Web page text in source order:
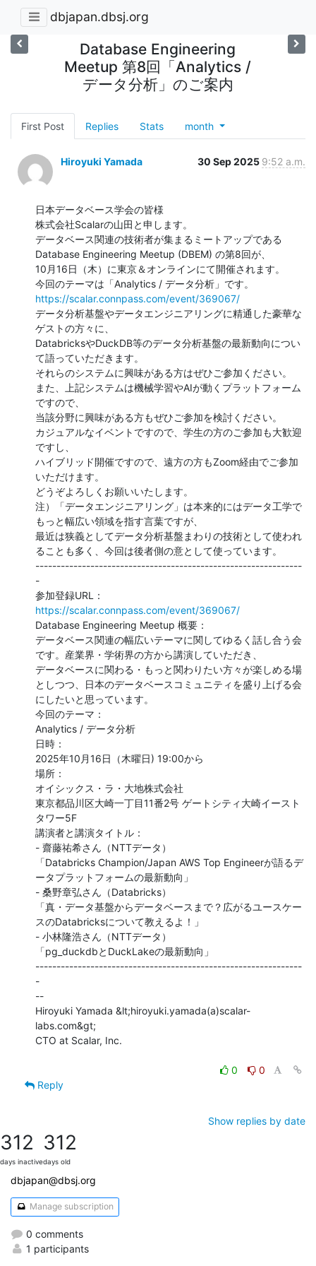
dbjapan.dbsj.org
Database Engineering
Meetup 第8回「Analytics /
データ分析」のご案内
First Post Replies Stats month
Hiroyuki Yamada 30 Sep 2025 9:52 a.m.
日本データベース学会の皆様
株式会社Scalarの山田と申します。
データベース関連の技術者が集まるミートアップである
Database Engineering Meetup (DBEM) の第8回が、
10月16日（木）に東京＆オンラインにて開催されます。
https://scalar.connpass.com/event/369067/
データ分析基盤やデータエンジニアリングに精通した豪華な
ゲストの方々に、
DatabricksやDuckDB等のデータ分析基盤の最新動向につい
て語っていただきます。
それらのシステムに興味がある方はぜひご参加ください。
また、上記システムは機械学習やAIが動くプラットフォーム
ですので、
当該分野に興味がある方もぜひご参加を検討ください。
カジュアルなイベントですので、学生の方のご参加も大歓迎
ですし、
ハイブリッド開催ですので、遠方の方もZoom経由でご参加
いただけます。
どうぞよろしくお願いいたします。
注）「データエンジニアリング」は本来的にはデータ工学で
もっと幅広い領域を指す言葉ですが、
最近は狭義としてデータ分析基盤まわりの技術として使われ
ることも多く、今回は後者側の意として使っています。
---------------------------------------------------------------
-
https://scalar.connpass.com/event/369067/
Database Engineering Meetup 概要：
データベース関連の幅広いテーマに関してゆるく話し合う会
です。産業界・学術界の方から講演していただき、
データベースに関わる・もっと関わりたい方々が楽しめる場
としつつ、日本のデータベースコミュニティを盛り上げる会
にしたいと思っています。
今回のテーマ：
Analytics / データ分析
日時：
2025年10月16日（木曜日) 19:00から
場所：
オイシックス・ラ・大地株式会社
東京都品川区大崎一丁目11番2号 ゲートシティ大崎イースト
タワー5F
講演者と講演タイトル：
- 齋藤祐希さん（NTTデータ）
「Databricks Champion/Japan AWS Top Engineerが語るデ
ータプラットフォームの最新動向」
- 桑野章弘さん（Databricks）
「真・データ基盤からデータベースまで？広がるユースケー
スのDatabricksについて教えるよ！」
- 小林隆浩さん（NTTデータ）
「pg_duckdbとDuckLakeの最新動向」
---------------------------------------------------------------
-
--
Hiroyuki Yamada &lt;hiroyuki.yamada(a)scalar-
labs.com&gt;
CTO at Scalar, Inc.
0
0
Reply
Show replies by date
312
days inactive
312
days old
dbjapan@dbsj.org
Manage subscription
0 comments
1 participants